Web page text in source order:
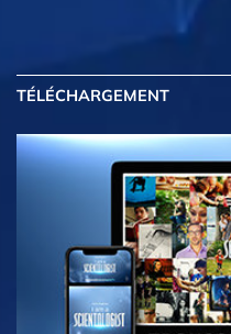
TÉLÉCHARGEMENT